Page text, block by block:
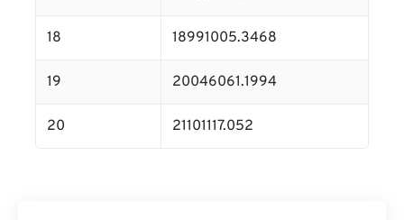
18 18991005.3468
19 20046061.1994
20 21101117.052